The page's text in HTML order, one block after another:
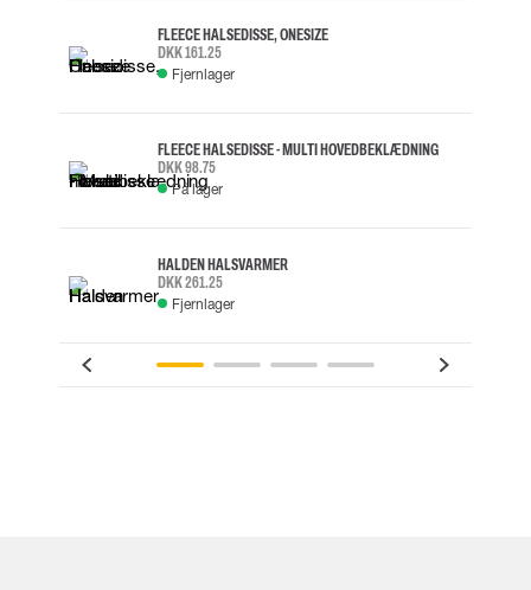
FLEECE HALSEDISSE, ONESIZE
DKK 161.25
Fjernlager
FLEECE HALSEDISSE - MULTI HOVEDBEKLÆDNING
DKK 98.75
På lager
HALDEN HALSVARMER
DKK 261.25
Fjernlager